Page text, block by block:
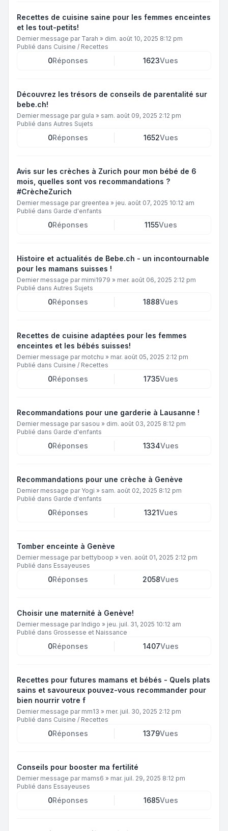
Recettes de cuisine saine pour les femmes enceintes
et les tout-petits!
Dernier message par Tarah » dim. août 10, 2025 8:12 pm
Publié dans Cuisine / Recettes
0Réponses 1623Vues
Découvrez les trésors de conseils de parentalité sur
bebe.ch!
Dernier message par gula » sam. août 09, 2025 2:12 pm
Publié dans Autres Sujets
0Réponses 1652Vues
Avis sur les crèches à Zurich pour mon bébé de 6
mois, quelles sont vos recommandations ?
#CrècheZurich
Dernier message par greentea » jeu. août 07, 2025 10:12 am
Publié dans Garde d'enfants
0Réponses 1155Vues
Histoire et actualités de Bebe.ch - un incontournable
pour les mamans suisses !
Dernier message par mimi1979 » mer. août 06, 2025 2:12 pm
Publié dans Autres Sujets
0Réponses 1888Vues
Recettes de cuisine adaptées pour les femmes
enceintes et les bébés suisses!
Dernier message par motchu » mar. août 05, 2025 2:12 pm
Publié dans Cuisine / Recettes
0Réponses 1735Vues
Recommandations pour une garderie à Lausanne !
Dernier message par sasou » dim. août 03, 2025 8:12 pm
Publié dans Garde d'enfants
0Réponses 1334Vues
Recommandations pour une crèche à Genève
Dernier message par Yogi » sam. août 02, 2025 8:12 pm
Publié dans Garde d'enfants
0Réponses 1321Vues
Tomber enceinte à Genève
Dernier message par bettyboop » ven. août 01, 2025 2:12 pm
Publié dans Essayeuses
0Réponses 2058Vues
Choisir une maternité à Genève!
Dernier message par Indigo » jeu. juil. 31, 2025 10:12 am
Publié dans Grossesse et Naissance
0Réponses 1407Vues
Recettes pour futures mamans et bébés - Quels plats
sains et savoureux pouvez-vous recommander pour
bien nourrir votre f
Dernier message par mm13 » mer. juil. 30, 2025 2:12 pm
Publié dans Cuisine / Recettes
0Réponses 1379Vues
Conseils pour booster ma fertilité
Dernier message par mams6 » mar. juil. 29, 2025 8:12 pm
Publié dans Essayeuses
0Réponses 1685Vues